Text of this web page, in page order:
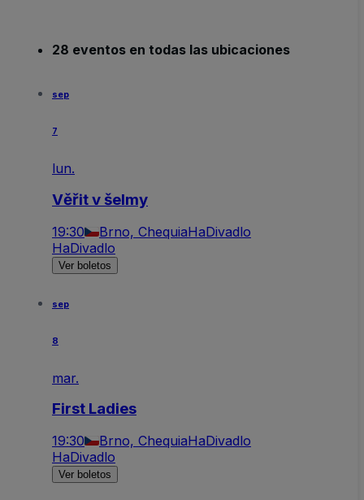
28 eventos en todas las ubicaciones
sep
7
lun.
Věřit v šelmy
19:30 Brno, ChequiaHaDivadlo
HaDivadlo
Ver boletos
sep
8
mar.
First Ladies
19:30 Brno, ChequiaHaDivadlo
HaDivadlo
Ver boletos